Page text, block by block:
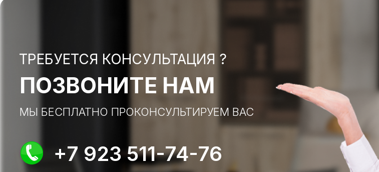
ТРЕБУЕТСЯ КОНСУЛЬТАЦИЯ ?
ПОЗВОНИТЕ НАМ
МЫ БЕСПЛАТНО ПРОКОНСУЛЬТИРУЕМ ВАС
+7 923 511-74-76